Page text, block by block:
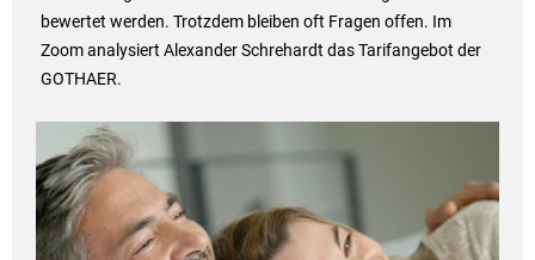
bewertet werden. Trotzdem bleiben oft Fragen offen. Im
Zoom analysiert Alexander Schrehardt das Tarifangebot der
GOTHAER.